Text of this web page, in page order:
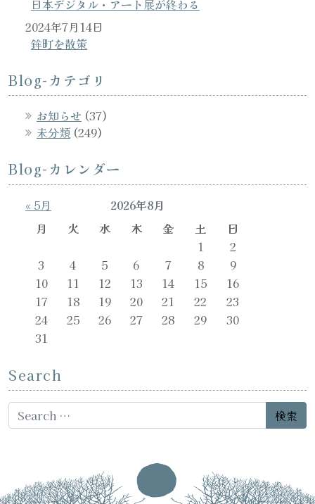
日本デジタル・アート展が終わる
鉾町を散策
2024年7月14日
Blog-カテゴリ
お知らせ (37)
未分類 (249)
Blog-カレンダー
2026年8月
月
火 水 木 金 土
日
1
2
3
4 5 6 7 8
9
10
11 12 13 14 15
16
17
18 19 20 21 22
23
24
25 26 27 28 29
30
31
« 5月
Search
Search for: